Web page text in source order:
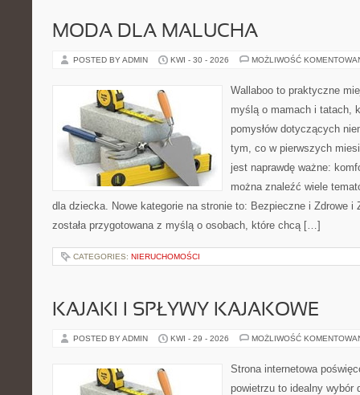
MODA DLA MALUCHA
POSTED BY ADMIN KWI - 30 - 2026 MOŻLIWOŚĆ
Wallaboo to praktyczne
myślą o mamach i tatach,
pomysłów dotyczących
tym, co w pierwszych
jest naprawdę ważne:
można znaleźć wiele
dla dziecka. Nowe kategorie na stronie to: Bezpieczne i Zdrowe i
została przygotowana z myślą o osobach, które chcą […]
CATEGORIES: NIERUCHOMOŚCI
KAJAKI I SPŁYWY KAJAKOWE
POSTED BY ADMIN KWI - 29 - 2026 MOŻLIWOŚĆ
Strona internetowa
powietrzu to idealny wybór